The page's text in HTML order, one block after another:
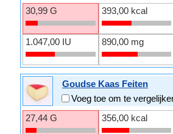
30,99 G
393,00 kcal
1.047,00 IU 890,00 mg
Goudse Kaas Feiten
Voeg toe om te
27,44 G
356,00 kcal